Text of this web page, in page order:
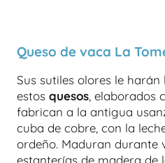
Queso de vaca La
Sus sutiles olores le
estos quesos , elaborados
fabrican a la antigua
cuba de cobre, con la
ordeño. Maduran durante
estanterías de madera de